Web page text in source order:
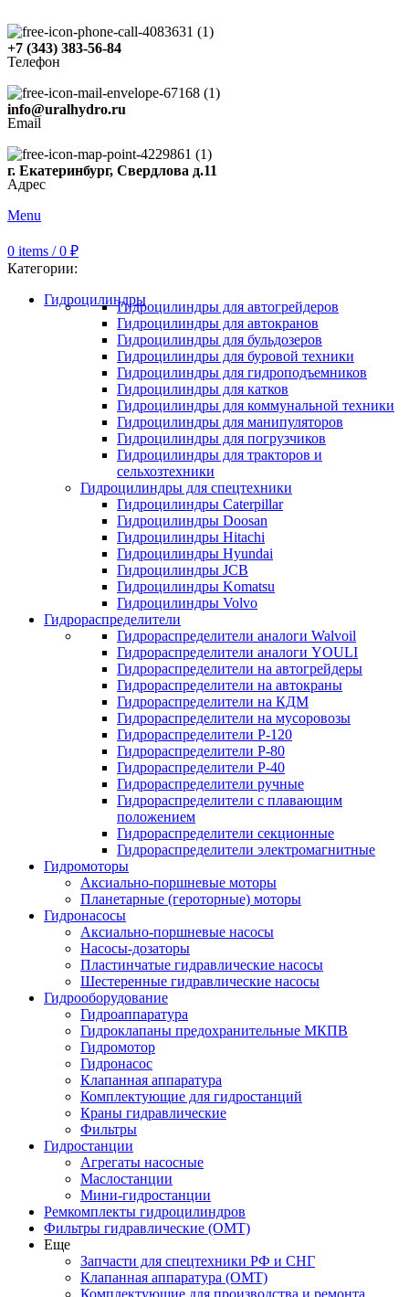
+7 (343) 383-56-84
Телефон
info@uralhydro.ru
Email
г. Екатеринбург, Свердлова д.11
Адрес
Menu
0 items / 0 ₽
Категории:
ГидроцилиндрыГидроцилиндры для автогрейдеров
Гидроцилиндры для автокранов
Гидроцилиндры для бульдозеров
Гидроцилиндры для буровой техники
Гидроцилиндры для гидроподъемников
Гидроцилиндры для катков
Гидроцилиндры для коммунальной техники
Гидроцилиндры для манипуляторов
Гидроцилиндры для погрузчиков
Гидроцилиндры для тракторов и
сельхозтехники
Гидроцилиндры для спецтехники
Гидроцилиндры Caterpillar
Гидроцилиндры Doosan
Гидроцилиндры Hitachi
Гидроцилиндры Hyundai
Гидроцилиндры JCB
Гидроцилиндры Komatsu
Гидроцилиндры Volvo
Гидрораспределители
Гидрораспределители аналоги Walvoil
Гидрораспределители аналоги YOULI
Гидрораспределители на автогрейдеры
Гидрораспределители на автокраны
Гидрораспределители на КДМ
Гидрораспределители на мусоровозы
Гидрораспределители Р-120
Гидрораспределители Р-80
Гидрораспределители Р-40
Гидрораспределители ручные
Гидрораспределители с плавающим
положением
Гидрораспределители секционные
Гидрораспределители электромагнитные
Гидромоторы
Аксиально-поршневые моторы
Планетарные (героторные) моторы
Гидронасосы
Аксиально-поршневые насосы
Насосы-дозаторы
Пластинчатые гидравлические насосы
Шестеренные гидравлические насосы
Гидрооборудование
Гидроаппаратура
Гидроклапаны предохранительные МКПВ
Гидромотор
Гидронасос
Клапанная аппаратура
Комплектующие для гидростанций
Краны гидравлические
Фильтры
Гидростанции
Агрегаты насосные
Маслостанции
Мини-гидростанции
Ремкомплекты гидроцилиндров
Фильтры гидравлические (OMT)
Еще
Запчасти для спецтехники РФ и СНГ
Клапанная аппаратура (OMT)
Комплектующие для производства и ремонта